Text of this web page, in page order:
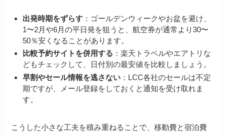
出発時期をずらす：ゴールデンウィークやお盆を避け、
1〜2月や6月の平日発を狙うと、航空券が通常より30〜
50％安くなることがあります。
比較予約サイトを併用する ：楽天トラベルやエアトリな
どもチェックして、日付別の最安値を比較しましょう。
早割やセール情報を逃さない：LCC各社のセールは不定
期ですが、メール登録をしておくと通知を受け取れま
す。
こうした小さな工夫を積み重ねることで、移動費と宿泊費